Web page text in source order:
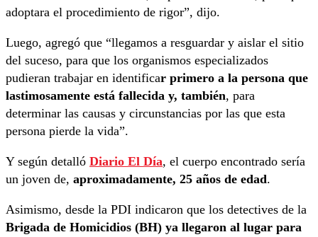
adoptara el procedimiento de rigor”, dijo.
Luego, agregó que “llegamos a resguardar y aislar el sitio
del suceso, para que los organismos especializados
pudieran trabajar en identificar primero a la persona que
lastimosamente está fallecida y, también, para
determinar las causas y circunstancias por las que esta
persona pierde la vida”.
Y según detalló Diario El Día, el cuerpo encontrado sería
un joven de, aproximadamente, 25 años de edad.
Asimismo, desde la PDI indicaron que los detectives de la
Brigada de Homicidios (BH) ya llegaron al lugar para